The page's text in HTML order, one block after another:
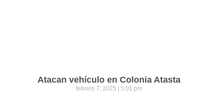
Atacan vehículo en Colonia Atasta
febrero 7, 2025 5:01 pm